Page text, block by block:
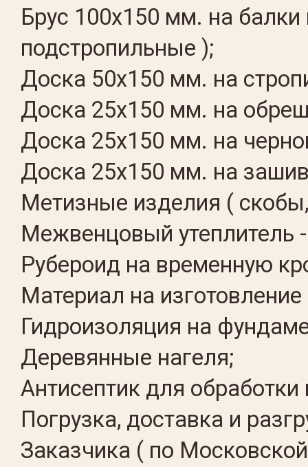
Брус 100х150 мм. на
подстропильные );
Доска 50х150 мм. на
Доска 25х150 мм. на
Доска 25х150 мм. на
Доска 25х150 мм. на
Метизные изделия (
Межвенцовый утеплитель
Рубероид на временную
Материал на
Гидроизоляция на
Деревянные нагеля;
Антисептик для обработки
Погрузка, доставка и
Заказчика ( по